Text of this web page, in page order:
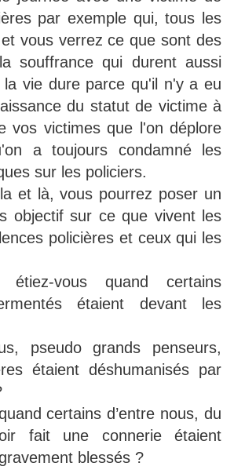
par exemple qui, tous les
vous verrez ce que sont des
souffrance qui durent aussi
la vie dure parce qu'il n'y a eu
du statut de victime à
vos victimes que l'on déplore
a toujours condamné les
sur les policiers.
et là, vous pourrez poser un
objectif sur ce que vivent les
policières et ceux qui les
étiez-vous quand certains
étaient devant les
pseudo grands penseurs,
étaient déshumanisés par
certains d’entre nous, du
fait une connerie étaient
blessés ?